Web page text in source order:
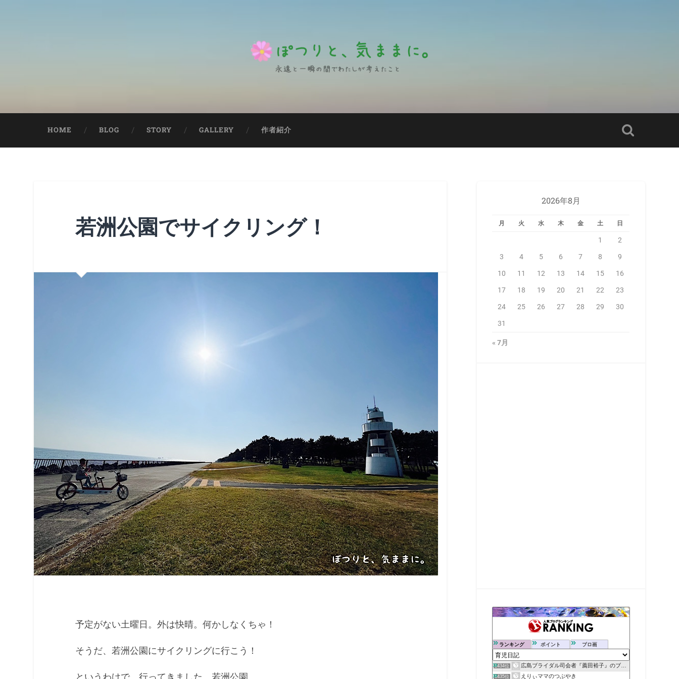
HOME BLOG STORY GALLERY 作者紹介
若洲公園でサイクリング！
予定がない土曜日。外は快晴。何かしなくちゃ！
そうだ、若洲公園にサイクリングに行こう！
というわけで、行ってきました、若洲公園。
2026年8月
月 火 水 木 金 土 日
1 2
3 4 5 6 7 8 9
10 11 12 13 14 15 16
17 18 19 20 21 22 23
24 25 26 27 28 29 30
31
« 7月
ランキング ポイント ブロ画
1434位 広島ブライダル司会者『薦田裕子』のブログ
1435位 えりぃママのつぶやき